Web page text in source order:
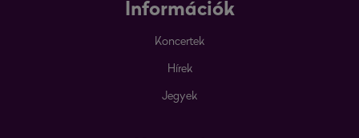
Információk
Koncertek
Hírek
Jegyek